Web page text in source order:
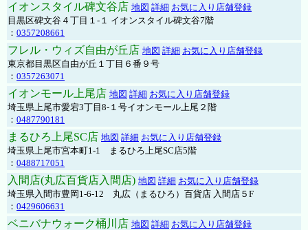
イオンスタイル碑文谷店 地図 詳細 お気に入り店舗登録
目黒区碑文谷４丁目１-１ イオンスタイル碑文谷7階
： 0357208661
フレル・ウィズ自由が丘店 地図 詳細 お気に入り店舗登録
東京都目黒区自由が丘１丁目６番９号
： 0357263071
イオンモール上尾店 地図 詳細 お気に入り店舗登録
埼玉県上尾市愛宕3丁目8-１号イオンモール上尾２階
： 0487790181
まるひろ上尾SC店 地図 詳細 お気に入り店舗登録
埼玉県上尾市宮本町1-1 まるひろ上尾SC店5階
： 0488717051
入間店(丸広百貨店入間店) 地図 詳細 お気に入り店舗登録
埼玉県入間市豊岡1-6-12 丸広（まるひろ）百貨店 入間店５F
： 0429606631
ベニバナウォーク桶川店 地図 詳細 お気に入り店舗登録